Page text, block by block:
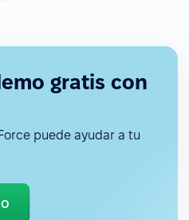
gratis con
puede ayudar a tu